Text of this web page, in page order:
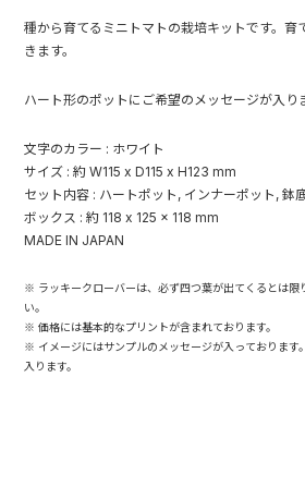
種から育てるミニトマトの栽培キットです。育
きます。
ハート形のポットにご希望のメッセージが入り
文字のカラー : ホワイト
サイズ : 約 W115 x D115 x H123 mm
セット内容 : ハートポット, インナーポット, 鉢
ボックス : 約 118 x 125 x 118 mm
MADE IN JAPAN
※ ラッキークローバーは、必ず四つ葉が出てくるとは限
い。
※ 価格には基本的なプリントが含まれております。
※ イメージにはサンプルのメッセージが入っております
入ります。